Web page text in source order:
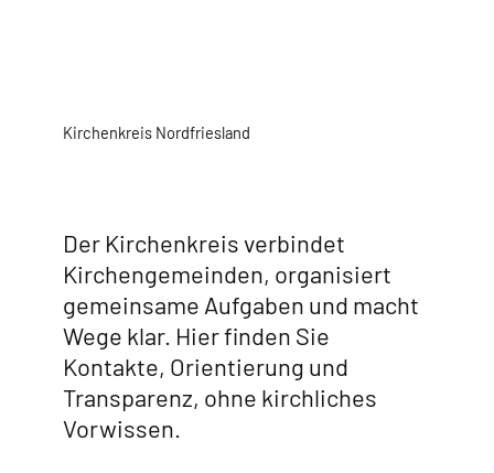
Kirchenkreis Nordfriesland
Der Kirchenkreis verbindet
Kirchengemeinden, organisiert
gemeinsame Aufgaben und macht
Wege klar. Hier finden Sie
Kontakte, Orientierung und
Transparenz, ohne kirchliches
Vorwissen.